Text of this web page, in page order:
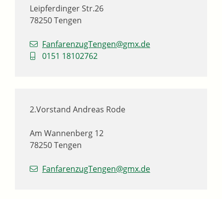
Leipferdinger Str.26
78250Tengen
FanfarenzugTengen@gmx.de
0151 18102762
2.Vorstand Andreas Rode
Am Wannenberg 12
78250Tengen
FanfarenzugTengen@gmx.de